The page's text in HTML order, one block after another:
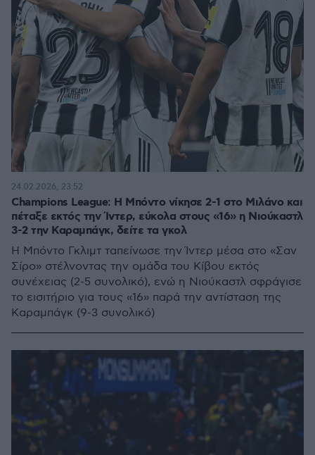
Champions League: H Μπόντο νίκησε 2-1 στο Μιλάνο και
πέταξε εκτός την Ίντερ, εύκολα στους «16» η Νιούκαστλ
3-2 την Καραμπάγκ, δείτε τα γκολ
Η Μπόντο Γκλιμτ ταπείνωσε την Ίντερ μέσα στο «Σαν
Σίρο» στέλνοντας την ομάδα του Κίβου εκτός
συνέχειας (2-5 συνολικό), ενώ η Νιούκαστλ σφράγισε
το εισιτήριο για τους «16» παρά την αντίσταση της
Καραμπάγκ (9-3 συνολικό)
24.02.2026, 23:52